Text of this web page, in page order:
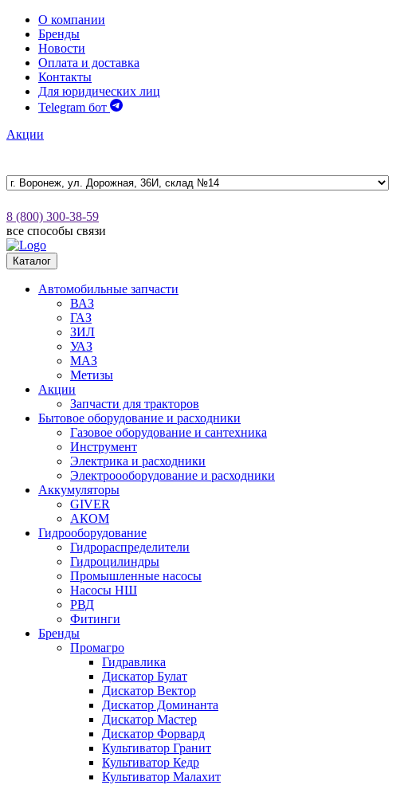
О компании
Бренды
Новости
Оплата и доставка
Контакты
Для юридических лиц
Telegram бот
Акции
8 (800) 300-38-59
все способы связи
Каталог
Автомобильные запчасти
ВАЗ
ГАЗ
ЗИЛ
УАЗ
МАЗ
Метизы
Акции
Запчасти для тракторов
Бытовое оборудование и расходники
Газовое оборудование и сантехника
Инструмент
Электрика и расходники
Электроооборудование и расходники
Аккумуляторы
GIVER
АКОМ
Гидрооборудование
Гидрораспределители
Гидроцилиндры
Промышленные насосы
Насосы НШ
РВД
Фитинги
Бренды
Промагро
Гидравлика
Дискатор Булат
Дискатор Вектор
Дискатор Доминанта
Дискатор Мастер
Дискатор Форвард
Культиватор Гранит
Культиватор Кедр
Культиватор Малахит